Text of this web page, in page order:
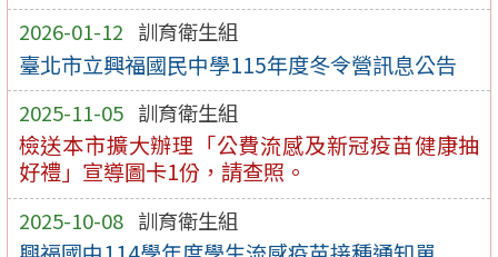
2026-01-12 訓育衛生組
臺北市立興福國民中學115年度冬令營訊息公告
2025-11-05 訓育衛生組
檢送本市擴大辦理「公費流感及新冠疫苗健康抽
好禮」宣導圖卡1份，請查照。
2025-10-08 訓育衛生組